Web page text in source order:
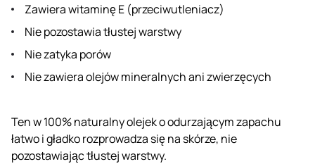
Zawiera witaminę E (przeciwutleniacz)
Nie pozostawia tłustej warstwy
Nie zatyka porów
Nie zawiera olejów mineralnych ani zwierzęcych
Ten w 100% naturalny olejek o odurzającym zapachu
łatwo i gładko rozprowadza się na skórze, nie
pozostawiając tłustej warstwy.